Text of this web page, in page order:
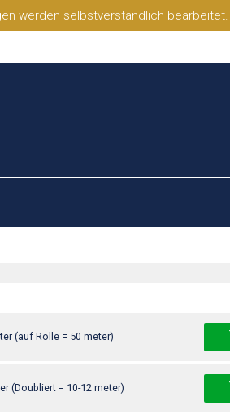
werden selbstverständlich bearbeitet.
(auf Rolle = 50 meter)
(Doubliert = 10-12 meter)